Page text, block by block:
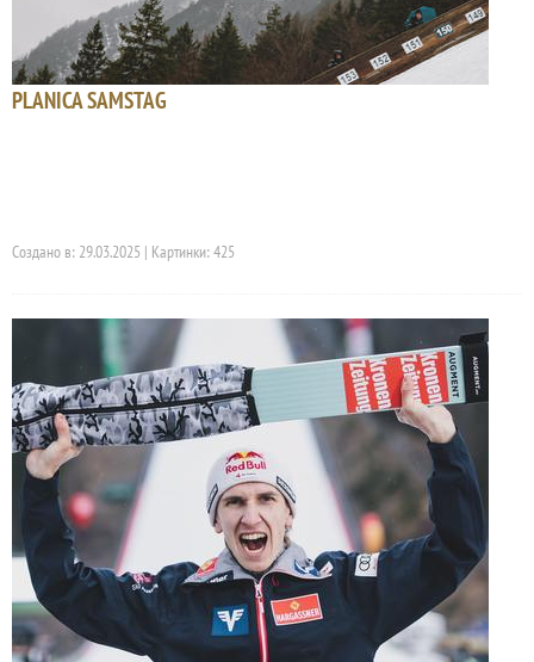
PLANICA SAMSTAG
Создано в: 29.03.2025 | Картинки: 425